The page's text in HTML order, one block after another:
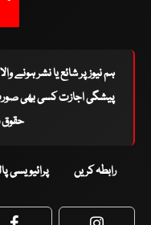
ہم نیوز پر شائع یا نشر ہونے
پیشگی اجازت کسی بھی
حقوق
رابطہ کریں پرائیویسی